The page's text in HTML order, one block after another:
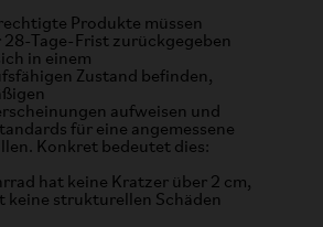
Produkte müssen
28-Tage-Frist zurückgegeben
in einem
Zustand befinden,
aufweisen und
für eine angemessene
Konkret bedeutet dies:
hat keine Kratzer über 2 cm,
keine strukturellen Schäden